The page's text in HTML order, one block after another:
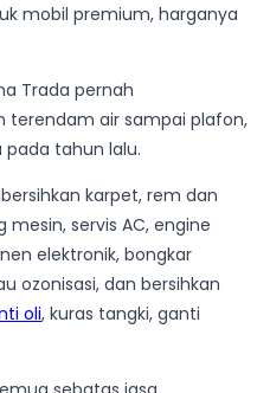
mobil premium, harganya
Trada pernah
terendam air sampai plafon,
pada tahun lalu.
karpet, rem dan
servis AC, engine
elektronik, bongkar
ozonisasi, dan bersihkan
oli, kuras tangki, ganti